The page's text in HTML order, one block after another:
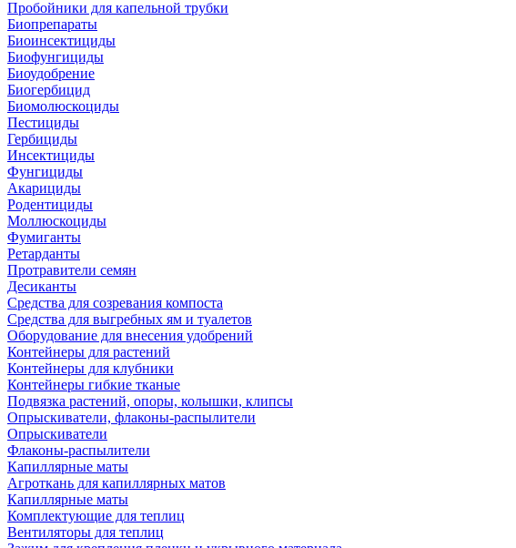
Пробойники для капельной трубки
Биопрепараты
Биоинсектициды
Биофунгициды
Биоудобрение
Биогербицид
Биомолюскоциды
Пестициды
Гербициды
Инсектициды
Фунгициды
Акарициды
Родентициды
Моллюскоциды
Фумиганты
Ретарданты
Протравители семян
Десиканты
Средства для созревания компоста
Средства для выгребных ям и туалетов
Оборудование для внесения удобрений
Контейнеры для растений
Контейнеры для клубники
Контейнеры гибкие тканые
Подвязка растений, опоры, колышки, клипсы
Опрыскиватели, флаконы-распылители
Опрыскиватели
Флаконы-распылители
Капиллярные маты
Агроткань для капиллярных матов
Капиллярные маты
Комплектующие для теплиц
Вентиляторы для теплиц